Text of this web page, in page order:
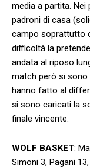
media a partita. Nei
padroni di casa
campo soprattutto
difficoltà la
andata al riposo
match però si sono
hanno fatto al
si sono caricati la
finale vincente.
WOLF BASKET:
Simoni 3, Pagani